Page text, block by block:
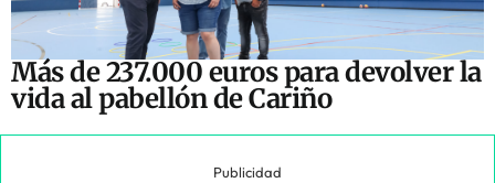
Más de 237.000 euros para devolver la
vida al pabellón de Cariño
Publicidad